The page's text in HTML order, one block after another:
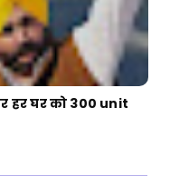
हर घर को 300 unit